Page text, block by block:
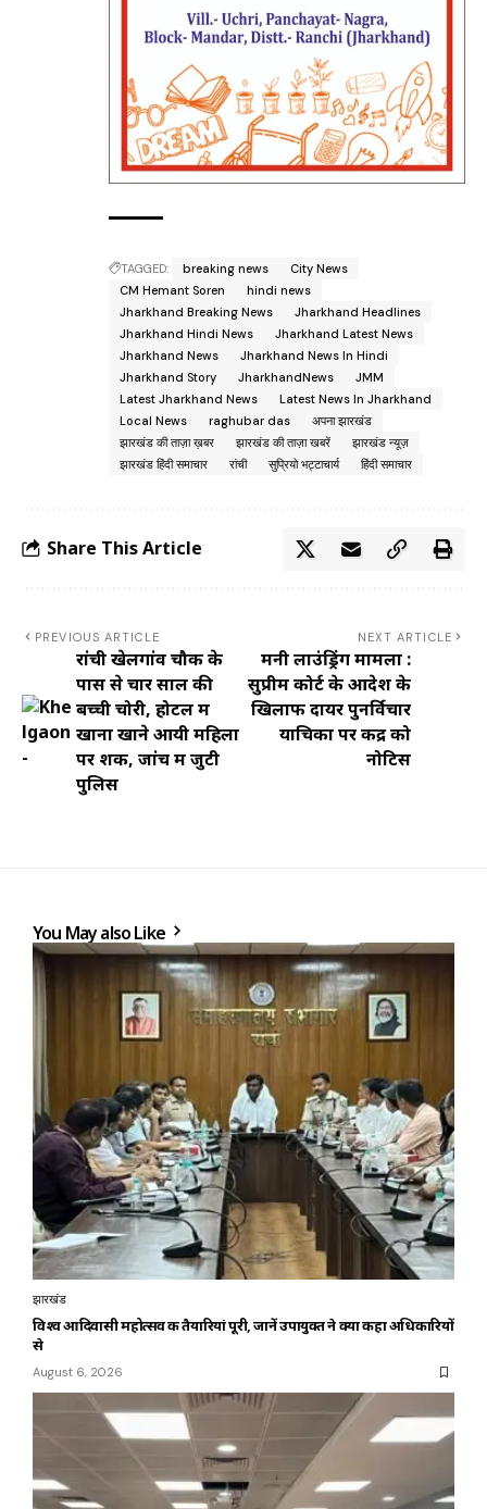
TAGGED: breaking news
City News
CM Hemant Soren
hindi news
Jharkhand Breaking News
Jharkhand Headlines
Jharkhand Hindi News
Jharkhand Latest News
Jharkhand News
Jharkhand News In Hindi
Jharkhand Story
JharkhandNews
JMM
Latest Jharkhand News
Latest News In Jharkhand
Local News
raghubar das
अपना झारखंड
झारखंड की ताज़ा ख़बर
झारखंड की ताज़ा खबरें
झारखंड न्यूज़
झारखंड हिंदी समाचार
रांची सुप्रियो भट्टाचार्य हिंदी समाचार
Share This Article
PREVIOUS ARTICLE
रांची खेलगांव चौक के
पास से चार साल की
बच्ची चोरी, होटल में
खाना खाने आयी महिला
पर शक, जांच में जुटी
पुलिस
NEXT ARTICLE
मनी लाउंड्रिंग मामला :
सुप्रीम कोर्ट के आदेश के
खिलाफ दायर पुनर्विचार
याचिका पर केंद्र को
नोटिस
You May also Like
झारखंड
विश्व आदिवासी महोत्सव की तैयारियां पूरी, जानें उपायुक्त ने क्या कहा अधिकारियों
से
August 6, 2026